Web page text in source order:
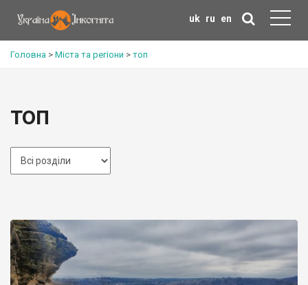
uk ru en
Головна > Міста та регіони > топ
топ